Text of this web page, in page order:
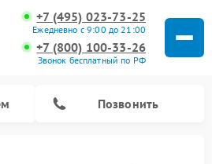
+7 (495) 023-73-25
Ежедневно с 9:00 до 21:00
+7 (800) 100-33-26
Звонок бесплатный по РФ
Позвонить